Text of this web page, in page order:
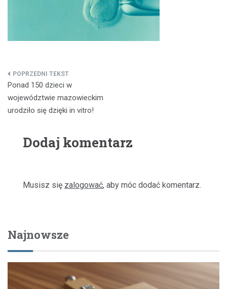
Nawigacja
wpisu
Ponad 150 dzieci w
województwie mazowieckim
urodziło się dzięki in vitro!
Dodaj komentarz
Musisz się zalogować, aby móc dodać komentarz.
Najnowsze